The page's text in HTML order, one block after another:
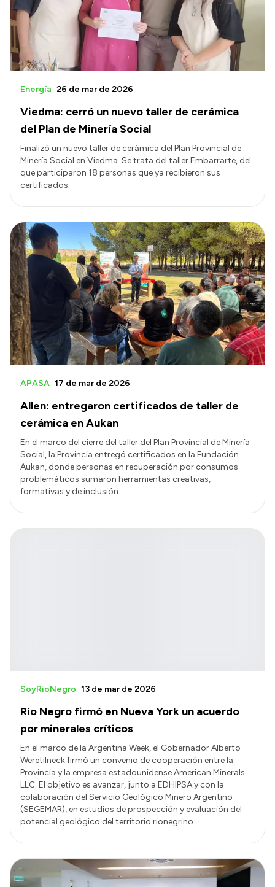
Viedma: cerró un nuevo taller de cerámica
del Plan de Minería Social
Energía 26 de mar de 2026
Finalizó un nuevo taller de cerámica del Plan Provincial de
Minería Social en Viedma. Se trata del taller Embarrarte, del
que participaron 18 personas que ya recibieron sus
certificados.
Allen: entregaron certificados de taller de
cerámica en Aukan
APASA 17 de mar de 2026
En el marco del cierre del taller del Plan Provincial de Minería
Social, la Provincia entregó certificados en la Fundación
Aukan, donde personas en recuperación por consumos
problemáticos sumaron herramientas creativas,
formativas y de inclusión.
Río Negro firmó en Nueva York un acuerdo
por minerales críticos
SoyRioNegro 13 de mar de 2026
En el marco de la Argentina Week, el Gobernador Alberto
Weretilneck firmó un convenio de cooperación entre la
Provincia y la empresa estadounidense American Minerals
LLC. El objetivo es avanzar, junto a EDHIPSA y con la
colaboración del Servicio Geológico Minero Argentino
(SEGEMAR), en estudios de prospección y evaluación del
potencial geológico del territorio rionegrino.